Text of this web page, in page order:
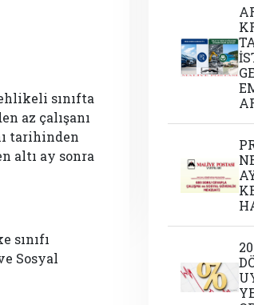
sınıfta
az çalışanı
tarihinden
altı ay sonra
sınıfı
Sosyal